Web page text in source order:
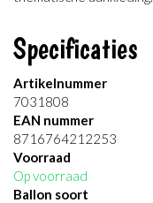
Specificaties
Artikelnummer
7031808
EAN nummer
8716764212253
Voorraad
Op voorraad
Ballon soort